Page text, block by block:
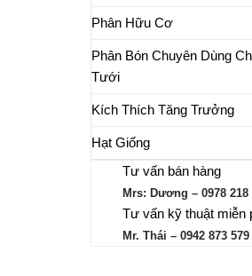
Phân Hữu Cơ
Phân Bón Chuyên Dùng
Tưới
Kích Thích Tăng Trưởng
Hạt Giống
Tư vấn bán hàng
Mrs: Dương – 0978 218
Tư vấn kỹ thuật miễn
Mr. Thái – 0942 873 579